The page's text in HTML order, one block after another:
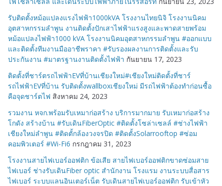
รับติดตั้งหม้อแปลงแรงไฟฟ้า1000kVA โรงงานไทยนิจิ โรงงานนิคม
อุตสาหกรรมลำพูน งานติดตั้งปักเสาไฟฟ้าแรงสูงและพาดสายพร้อม
หม้อแปลงไฟฟ้า1000 kVA โรงงานนิคมอุตสาหกรรมลำพูน #ออกแบบ
และติดตั้งทีมงานมืออาชีพราคา #รับรองผลงานการติดตั้งและรับ
ประกันงาน #มาตรฐานงานติดตั้งไฟฟ้า กันยายน 17, 2023
ติดตั้งที่ชาร์ตรถไฟฟ้าEVที่บ้านเชียงใหม่#เชียงใหม่ติดตั้งที่ชาร์
รถไฟฟ้าEVที่บ้าน รับติดตั้งwallboxเชียงใหม่ มีรถไฟฟ้าต้องทำก่อนซื้อ
คือจุดชาร์ตไฟ สิงหาคม 24, 2023
รวมงาน หจก.พร้อมรับเหมาก่อสร้าง บริการมากมาย รับเหมาก่อสร้าง
โกดัง สร้างบ้าน #รับเดินFiberOptic #ติดตั้งโซล่าเซลล์ #ช่างไฟฟ้า
เชียงใหม่ลำพูน #ติดตั้กล้องวงจรปิด #ติดตั้งSolarrooftop #ซ่อม
คอมพิวเตอร์ #Wi-Fi6 กรกฎาคม 31, 2023
โรงงานสายไฟเบอร์ออฟติก ข้อเสีย สายไฟเบอร์ออฟติกขาดซ่อมสาย
ไฟเบอร์ ช่างรับเดินFiber optic สำนักงาน โรงแรม งานระบบสื่อสาร
ไฟเบอร์ ระบบแลนอินเตอร์เน็ต รับเดินสายไฟเบอร์ออฟติก รับเข้าหัว